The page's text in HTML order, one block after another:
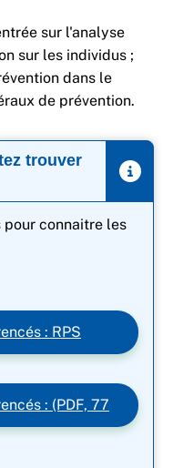
sur l'analyse
sur les individus ;
dans le
de prévention.
trouver
connaitre les
: RPS
: (PDF, 77